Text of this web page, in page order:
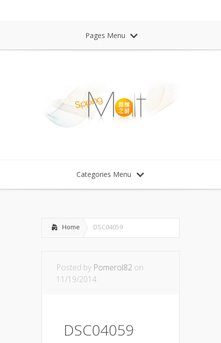
Pages Menu
Categories Menu
Home DSC04059
Posted by Pomerol82 on
11/19/2014
DSC04059